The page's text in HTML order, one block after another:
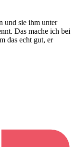
und sie ihm unter
Das mache ich bei
das echt gut, er